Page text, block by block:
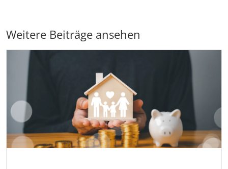
Weitere Beiträge ansehen